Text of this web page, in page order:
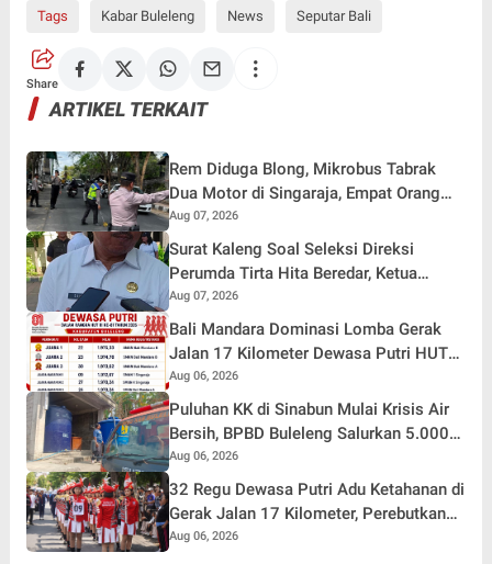
Tags Kabar Buleleng News Seputar Bali
Share
ARTIKEL TERKAIT
Rem Diduga Blong, Mikrobus Tabrak
Dua Motor di Singaraja, Empat Orang
Terluka
Aug 07, 2026
Surat Kaleng Soal Seleksi Direksi
Perumda Tirta Hita Beredar, Ketua
Pansel: Kenapa Tidak Gunakan Masa
Sanggah?
Aug 07, 2026
Bali Mandara Dominasi Lomba Gerak
Jalan 17 Kilometer Dewasa Putri HUT
RI ke-81 di Buleleng
Aug 06, 2026
Puluhan KK di Sinabun Mulai Krisis Air
Bersih, BPBD Buleleng Salurkan 5.000
Liter Air dan Siaga Hadapi Dampak
Kemarau
Aug 06, 2026
32 Regu Dewasa Putri Adu Ketahanan di
Gerak Jalan 17 Kilometer, Perebutkan
Hadiah Rp82,5 Juta pada HUT RI ke-81
Aug 06, 2026